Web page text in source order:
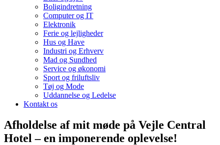
Boligindretning
Computer og IT
Elektronik
Ferie og lejligheder
Hus og Have
Industri og Erhverv
Mad og Sundhed
Service og økonomi
Sport og friluftsliv
Tøj og Mode
Uddannelse og Ledelse
Kontakt os
Afholdelse af mit møde på Vejle Central
Hotel – en imponerende oplevelse!